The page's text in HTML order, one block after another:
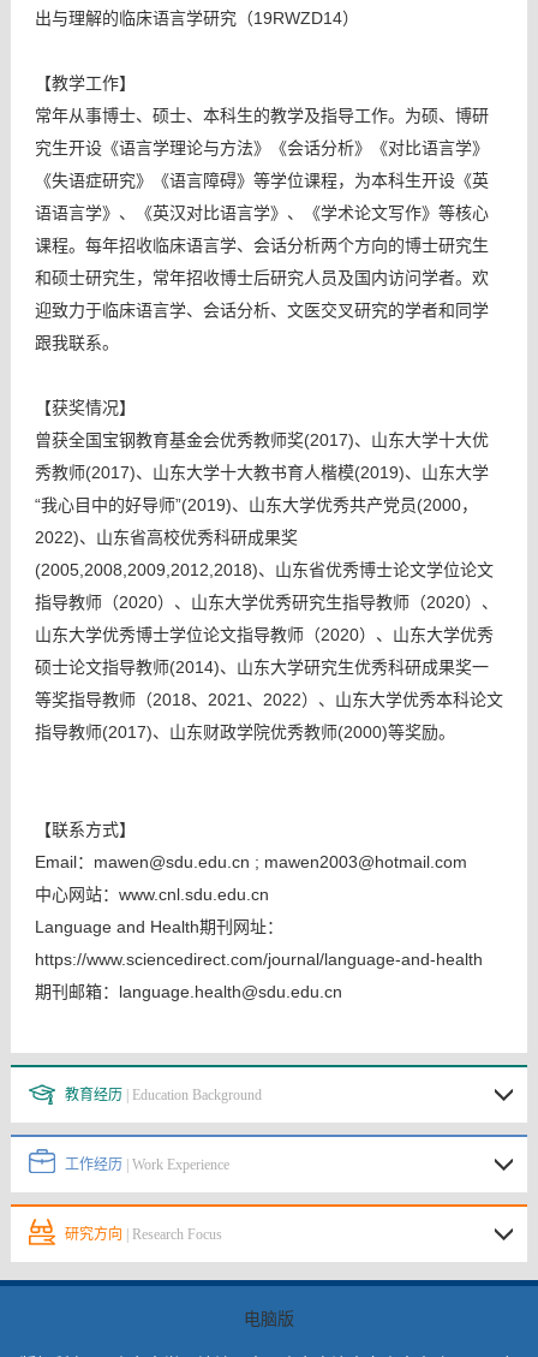
出与理解的临床语言学研究（19RWZD14）
【教学工作】
常年从事博士、硕士、本科生的教学及指导工作。为硕、博研
究生开设《语言学理论与方法》《会话分析》《对比语言学》
《失语症研究》《语言障碍》等学位课程，为本科生开设《英
语语言学》、《英汉对比语言学》、《学术论文写作》等核心
课程。每年招收临床语言学、会话分析两个方向的博士研究生
和硕士研究生，常年招收博士后研究人员及国内访问学者。欢
迎致力于临床语言学、会话分析、文医交叉研究的学者和同学
跟我联系。
【获奖情况】
曾获全国宝钢教育基金会优秀教师奖(2017)、山东大学十大优
秀教师(2017)、山东大学十大教书育人楷模(2019)、山东大学
“我心目中的好导师”(2019)、山东大学优秀共产党员(2000，
2022)、山东省高校优秀科研成果奖
(2005,2008,2009,2012,2018)、山东省优秀博士论文学位论文
指导教师（2020）、山东大学优秀研究生指导教师（2020）、
山东大学优秀博士学位论文指导教师（2020）、山东大学优秀
硕士论文指导教师(2014)、山东大学研究生优秀科研成果奖一
等奖指导教师（2018、2021、2022）、山东大学优秀本科论文
指导教师(2017)、山东财政学院优秀教师(2000)等奖励。
【联系方式】
Email：mawen@sdu.edu.cn ; mawen2003@hotmail.com
中心网站：www.cnl.sdu.edu.cn
Language and Health期刊网址：
https://www.sciencedirect.com/journal/language-and-health
期刊邮箱：language.health@sdu.edu.cn
教育经历 | Education Background
工作经历 | Work Experience
研究方向 | Research Focus
电脑版